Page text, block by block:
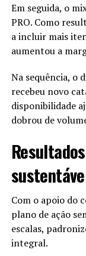
Porque todos já
Imagem de
Por: José
Em seguida, o
PRO. Como
a incluir mais
aumentou a
Na sequência, o
recebeu novo
disponibilidade
dobrou de
Com o apoio do
plano de ação
escalas,
integral.